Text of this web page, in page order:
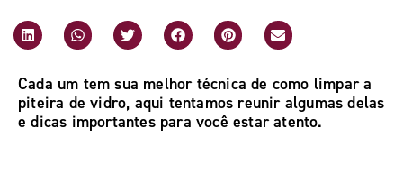
Cada um tem sua melhor técnica de como limpar a
piteira de vidro, aqui tentamos reunir algumas delas
e dicas importantes para você estar atento.